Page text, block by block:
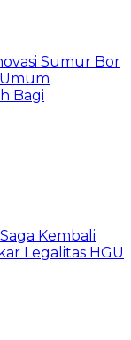
Sumur Bor
Bagi
Kembali
Legalitas HGU